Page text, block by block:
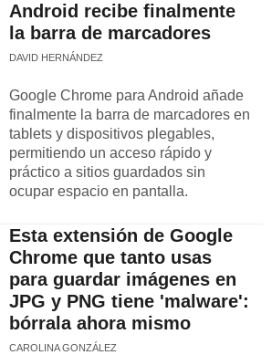
Android recibe finalmente
la barra de marcadores
DAVID HERNÁNDEZ
Google Chrome para Android añade
finalmente la barra de marcadores en
tablets y dispositivos plegables,
permitiendo un acceso rápido y
práctico a sitios guardados sin
ocupar espacio en pantalla.
Esta extensión de Google
Chrome que tanto usas
para guardar imágenes en
JPG y PNG tiene 'malware':
bórrala ahora mismo
CAROLINA GONZÁLEZ